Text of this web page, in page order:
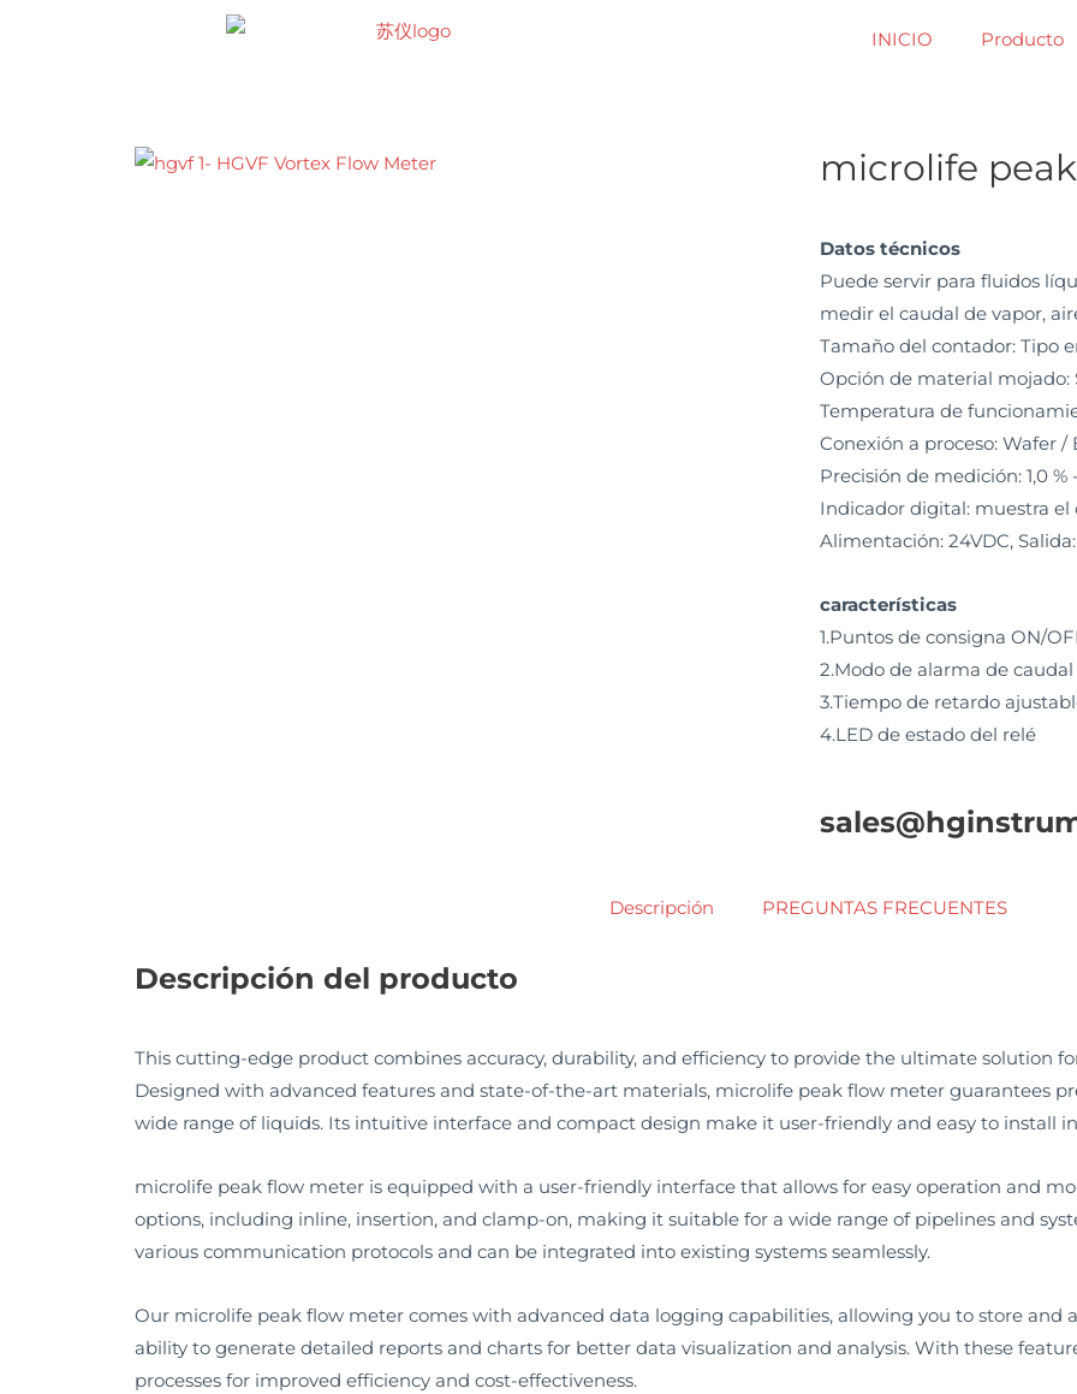
INICIO Producto
microlife
Datos técnicos
Puede servir para fluidos
medir el caudal de vapor,
Tamaño del contador: Tipo
Opción de material mojado:
Temperatura de
Conexión a proceso: Wafer
Precisión de medición: 1,0
Indicador digital: muestra
Alimentación: 24VDC,
características
1.Puntos de consigna ON/
2.Modo de alarma de
3.Tiempo de retardo
4.LED de estado del relé
Descripción PREGUNTAS FRECUENTES
Descripción del producto
This cutting-edge product combines accuracy, durability, and efficiency to provide the ultimate solution
Designed with advanced features and state-of-the-art materials, microlife peak flow meter guarantees
wide range of liquids. Its intuitive interface and compact design make it user-friendly and easy to install
microlife peak flow meter is equipped with a user-friendly interface that allows for easy operation and
options, including inline, insertion, and clamp-on, making it suitable for a wide range of pipelines and
various communication protocols and can be integrated into existing systems seamlessly.
Our microlife peak flow meter comes with advanced data logging capabilities, allowing you to store and
ability to generate detailed reports and charts for better data visualization and analysis. With these
processes for improved efficiency and cost-effectiveness.